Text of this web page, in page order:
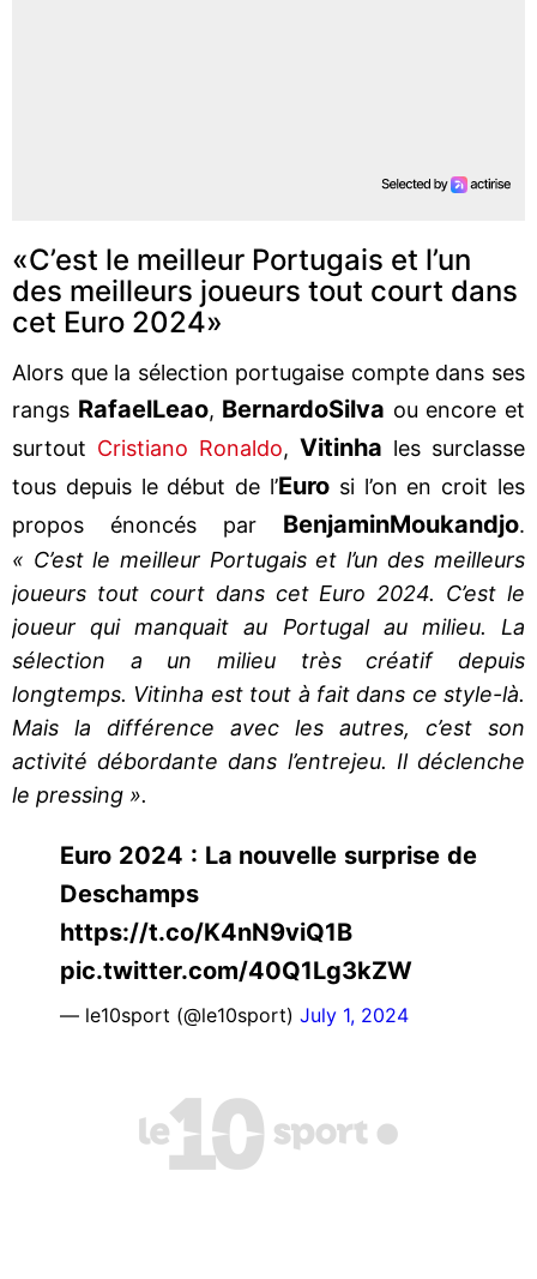
«C’est le meilleur Portugais et l’un
des meilleurs joueurs tout court dans
cet Euro 2024»
Alors que la sélection portugaise compte dans ses
rangs RafaelLeao, BernardoSilva ou encore et
surtout Cristiano Ronaldo, Vitinha les surclasse
tous depuis le début de l’Euro si l’on en croit les
propos énoncés par BenjaminMoukandjo.
« C’est le meilleur Portugais et l’un des meilleurs
joueurs tout court dans cet Euro 2024. C’est le
joueur qui manquait au Portugal au milieu. La
sélection a un milieu très créatif depuis
longtemps. Vitinha est tout à fait dans ce style-là.
Mais la différence avec les autres, c’est son
activité débordante dans l’entrejeu. Il déclenche
le pressing ».
Euro 2024 : La nouvelle surprise de
Deschamps
https://t.co/K4nN9viQ1B
pic.twitter.com/40Q1Lg3kZW
— le10sport (@le10sport) July 1, 2024